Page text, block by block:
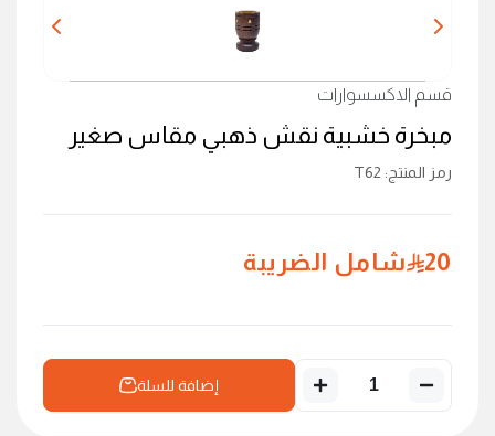
قسم الاكسسوارات
مبخرة خشبية نقش ذهبي مقاس صغير
رمز المنتج:
T62
20 شامل الضريبة
إضافة للسلة